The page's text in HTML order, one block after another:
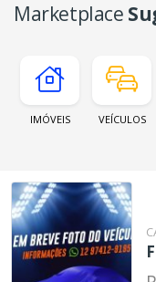
Marketplace
IMÓVEIS VEÍCULOS